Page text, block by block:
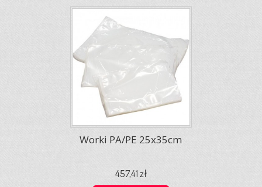
Worki PA/PE 25x35cm
457,41 zł